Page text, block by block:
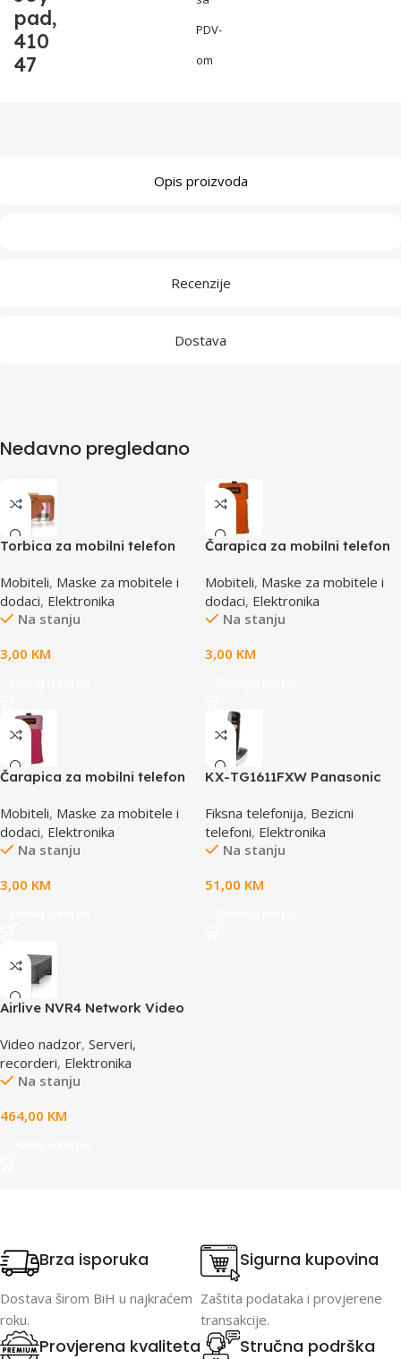
pad,
410
47
PDV-
om
Opis proizvoda
Recenzije
Dostava
Nedavno pregledano
Torbica za mobilni telefon
110x43x17mm
Mobiteli, Maske za mobitele i
dodaci, Elektronika
Na stanju
3,00 KM
Čarapica za mobilni telefon
65x100mm
Mobiteli, Maske za mobitele i
dodaci, Elektronika
Na stanju
3,00 KM
Čarapica za mobilni telefon
65x100mm
Mobiteli, Maske za mobitele i
dodaci, Elektronika
Na stanju
3,00 KM
KX-TG1611FXW Panasonic
Fiksna telefonija, Bezicni
telefoni, Elektronika
Na stanju
51,00 KM
Airlive NVR4 Network Video
Video nadzor, Serveri,
recorderi, Elektronika
Na stanju
464,00 KM
Brza isporuka
Dostava širom BiH u najkraćem
roku.
Sigurna kupovina
Zaštita podataka i provjerene
transakcije.
Provjerena kvaliteta Stručna podrška